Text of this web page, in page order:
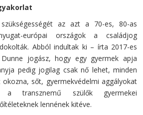
az azt a 70-es, 80-as
európai országok a családjog
Abból indultak ki – írta 2017-es
jogász, hogy egy gyermek apja
pedig jogilag csak nő lehet, minden
sőt, gyermekvédelmi aggályokat
transznemű szülők gyermekei
lennének kitéve.